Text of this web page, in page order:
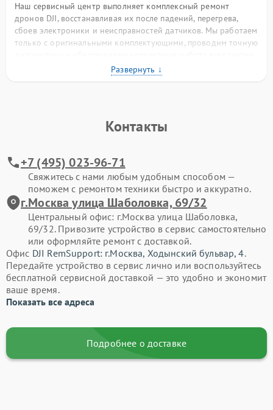
Наш сервисный центр выполняет комплексный ремонт
дронов DJI, восстанавливая их после падений, перегрева,
сбоев электроники и неисправностей датчиков. Мы работаем
только с оригинальными комплектующими, проводим точную
после ремонта. Наши инженеры тщательно проверяют
каждый узел, чтобы квадрокоптер DJIMatrice 300вновь
Распространённые неисправности квадрокоптеров
Интенсивная эксплуатация и внешние факторы нередко
приводят к сбоям. Ниже перечислены типовые проблемы, с
которыми владельцы обращаются в наш сервис:
Дрон не включается или внезапно отключается.
Ошибки компаса, гироскопа, некорректная работа GPS.
Подвес камеры дрожит, блокируется или выводит ошибки
калибровки.
Снижение тяги моторов, шумы, перегрев или вибрации.
Потеря связи с пультом, нестабильный сигнал.
Не работают датчики препятствий и оптическая
Контакты
+7 (495) 023-96-71
Свяжитесь с нами любым удобным способом —
поможем с ремонтом техники быстро и аккуратно.
г.Москва улица Шаболовка, 69/32
Центральный офис: г.Москва улица Шаболовка,
69/32. Привозите устройство в сервис самостоятельно
или оформляйте ремонт с доставкой.
Офис DJI RemSupport: г.Москва, Ходынский бульвар, 4.
Передайте устройство в сервис лично или воспользуйтесь
бесплатной сервисной доставкой — это удобно и экономит
ваше время.
Показать все адреса
Подробнее о доставке